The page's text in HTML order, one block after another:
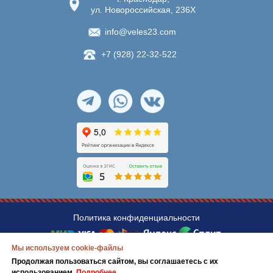
ул. Новороссийская, 236Х
+7 (928) 22-32-522
info@veles23.com
© ИП Павленко Ярослава Владимировна,
ИНН
Политика конфиденциальности
Мы используем cookie-файлы
Продолжая пользоваться сайтом, вы соглашаетесь с их